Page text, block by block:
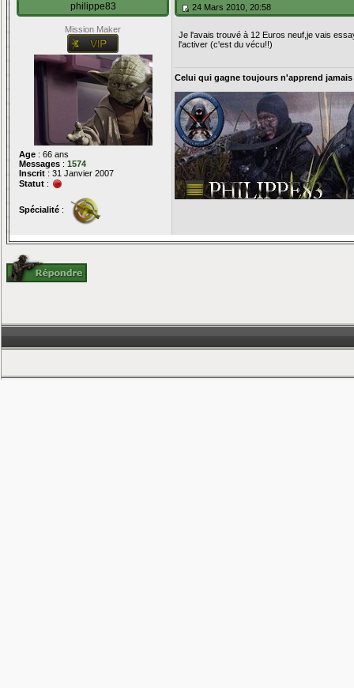
philippe83
Mission Maker
Age : 66 ans
Messages : 1574
Inscrit : 31 Janvier 2007
Statut :
Spécialité :
24 Mars 2010, 20:58
Je l'avais trouvé à 12 Euros neuf,je vais
l'activer (c'est du vécu!!)
Celui qui gagne toujours n'apprend